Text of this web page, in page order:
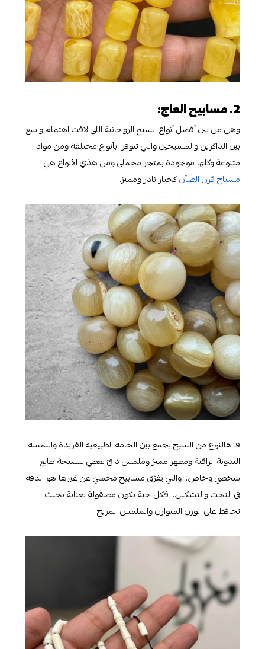
2. مسابيح العاج:
وهي من بين أفضل أنواع السبح الروحانية اللي لاقت اهتمام واسع
بين الذاكرين والمسبحين واللي تتوفر بأنواع مختلفة ومن مواد
متنوعة وكلها موجودة بمتجر مخملي ومن هذي الأنواع هي
مسباح قرن الضأنكخيار نادر ومميز.
فـ هالنوع من السبح يجمع بين الخامة الطبيعية الفريدة واللمسة
اليدوية الراقية ومظهر مميز وملمس دافئ يعطي للسبحة طابع
شخصي وخاص… واللي يفرّق مسابيح مخملي عن غيرها هو الدقة
في النحت والتشكيل… فكل حبة تكون مصقولة بعناية بحيث
تحافظ على الوزن المتوازن والملمس المريح.